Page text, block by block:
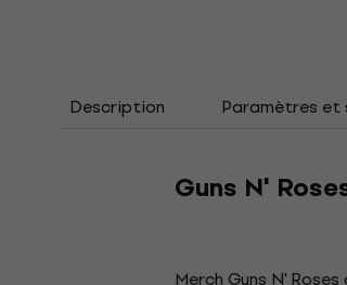
Description Paramètres
Guns N'
Merch Guns N'